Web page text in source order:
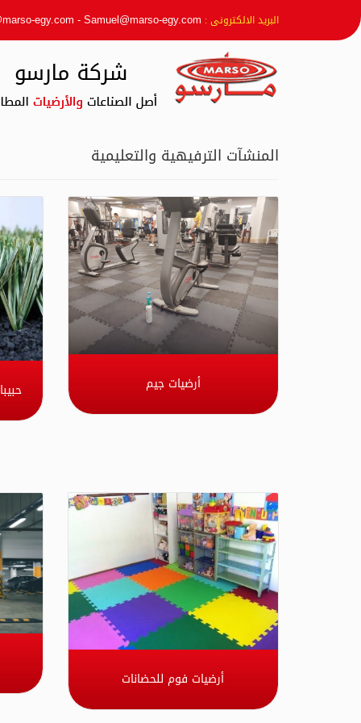
البريد الالكترونى : egy.com -Samuel@marso-egy.com
المنشآت الترفيهية والتعليمية
أرضيات جيم
أرضيات فوم للحضانات